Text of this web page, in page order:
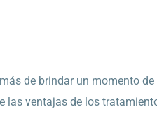
de brindar un momento
las ventajas de los